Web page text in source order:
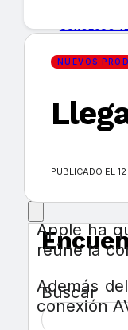
MERCADOS Y
EVENTOS
Buscar
NUEVOS
PUBLICADO EL
Apple ha
reúne la
Además
conexión